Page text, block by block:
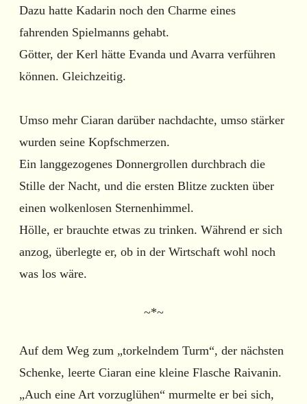
Dazu hatte Kadarin noch den Charme eines
fahrenden Spielmanns gehabt.
Götter, der Kerl hätte Evanda und Avarra verführen
können. Gleichzeitig.
Umso mehr Ciaran darüber nachdachte, umso stärker
wurden seine Kopfschmerzen.
Ein langgezogenes Donnergrollen durchbrach die
Stille der Nacht, und die ersten Blitze zuckten über
einen wolkenlosen Sternenhimmel.
Hölle, er brauchte etwas zu trinken. Während er sich
anzog, überlegte er, ob in der Wirtschaft wohl noch
was los wäre.
~*~
Auf dem Weg zum „torkelndem Turm“, der nächsten
Schenke, leerte Ciaran eine kleine Flasche Raivanin.
„Auch eine Art vorzuglühen“ murmelte er bei sich,